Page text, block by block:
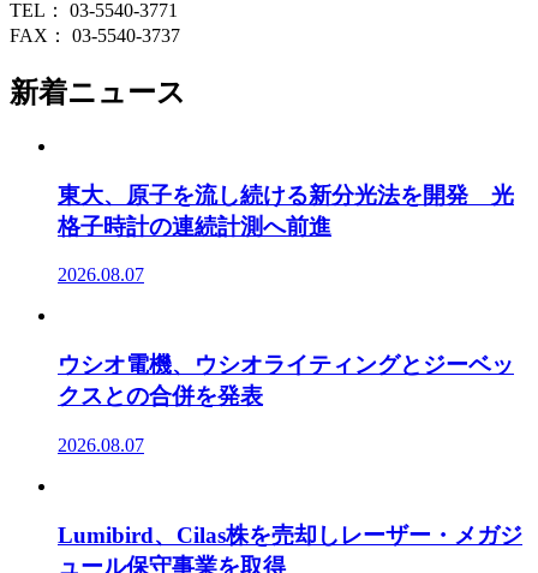
TEL： 03-5540-3771
FAX： 03-5540-3737
新着ニュース
東大、原子を流し続ける新分光法を開発 光
格子時計の連続計測へ前進
2026.08.07
ウシオ電機、ウシオライティングとジーベッ
クスとの合併を発表
2026.08.07
Lumibird、Cilas株を売却しレーザー・メガジ
ュール保守事業を取得